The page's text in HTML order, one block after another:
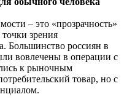
– это «прозрачность»
зрения
Большинство россиян в
вовлечены в операции с
к рыночным
товар, но с